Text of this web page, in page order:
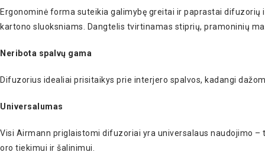
Ergonominė forma suteikia galimybę greitai ir paprastai
kartono sluoksniams. Dangtelis tvirtinamas stiprių, pramoninių
Neribota spalvų gama
Difuzorius idealiai prisitaikys prie interjero spalvos, kadangi
Universalumas
Visi Airmann priglaistomi difuzoriai yra universalaus naudojimo –
oro tiekimui ir šalinimui.